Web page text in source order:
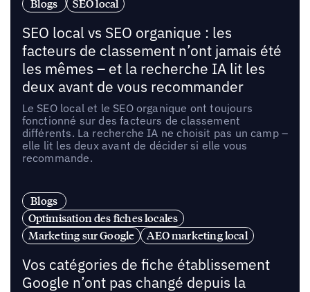
Blogs SEO local
SEO local vs SEO organique : les
facteurs de classement n’ont jamais été
les mêmes – et la recherche IA lit les
deux avant de vous recommander
Le SEO local et le SEO organique ont toujours
fonctionné sur des facteurs de classement
différents. La recherche IA ne choisit pas un camp –
elle lit les deux avant de décider si elle vous
recommande.
Blogs
Optimisation des fiches locales
Marketing sur Google
AEO marketing local
Vos catégories de fiche établissement
Google n’ont pas changé depuis la